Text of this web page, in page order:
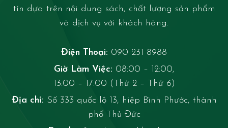
tín dựa trên nội dung sách, chất lượng sản phẩm
và dịch vụ với khách hàng.
Điện Thoại: 090 231 8988
Giờ Làm Việc: 08:00 – 12:00,
13:00 – 17:00 (Thứ 2 – Thứ 6)
Địa chỉ: Số 333 quốc lộ 13, hiệp Bình Phước, thành
phố Thủ Đức